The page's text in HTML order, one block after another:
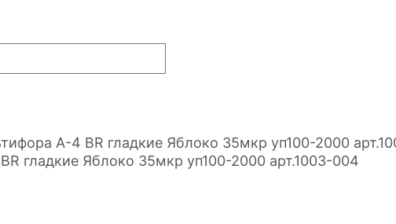
гладкие Яблоко 35мкр уп100-2000 арт.1003-004